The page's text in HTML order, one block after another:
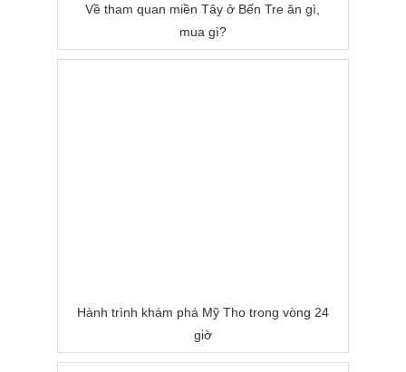
Về tham quan miền Tây ở Bến Tre ăn gì,
mua gì?
Hành trình khám phá Mỹ Tho trong vòng 24
giờ